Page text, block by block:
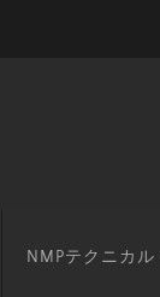
NMPテクニカル